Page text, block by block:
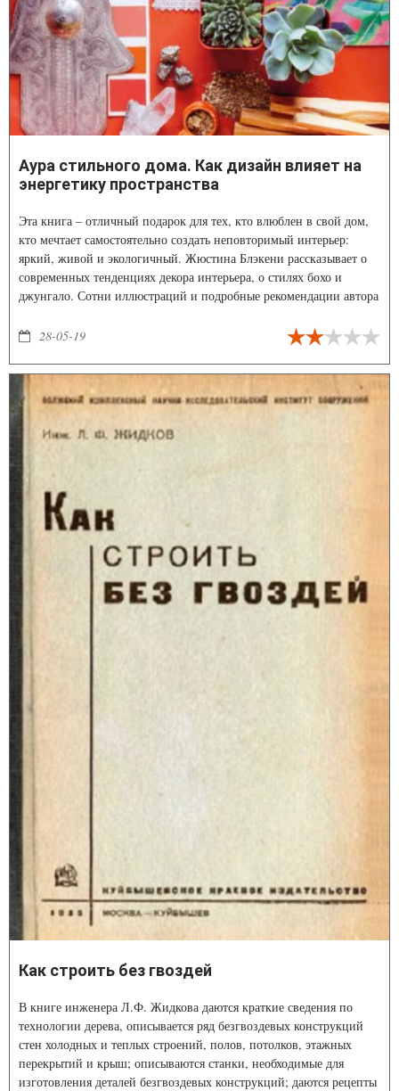
Аура стильного дома. Как дизайн влияет на
энергетику пространства
Эта книга – отличный подарок для тех, кто влюблен в свой дом,
кто мечтает самостоятельно создать неповторимый интерьер:
яркий, живой и экологичный. Жюстина Блэкени рассказывает о
современных тенденциях декора интерьера, о стилях бохо и
джунгало. Сотни иллюстраций и подробные рекомендации автора
и аксессуары. В книге приведены списки тегов и ссылок на
полезные интернет-ресурсы, которые подскажут где искать
необходимые предметы интерьера.
28-05-19
Как строить без гвоздей
В книге инженера Л.Ф. Жидкова даются краткие сведения по
технологии дерева, описывается ряд безгвоздевых конструкций
стен холодных и теплых строений, полов, потолков, этажных
перекрытий и крыш; описываются станки, необходимые для
изготовления деталей безгвоздевых конструкций; даются рецепты